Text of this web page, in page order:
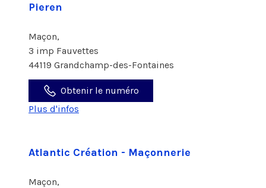
Pieren
Maçon,
3 imp Fauvettes
44119 Grandchamp-des-Fontaines
Obtenir le numéro
Plus d'infos
Atlantic Création - Maçonnerie
Maçon,